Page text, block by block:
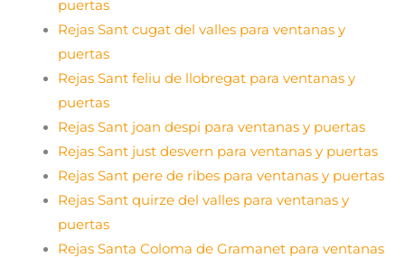
puertas
Rejas Sant cugat del valles para ventanas y
puertas
Rejas Sant feliu de llobregat para ventanas y
puertas
Rejas Sant joan despi para ventanas y puertas
Rejas Sant just desvern para ventanas y puertas
Rejas Sant pere de ribes para ventanas y puertas
Rejas Sant quirze del valles para ventanas y
puertas
Rejas Santa Coloma de Gramanet para ventanas